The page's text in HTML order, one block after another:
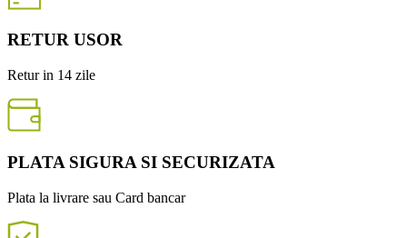
RETUR USOR
Retur in 14 zile
PLATA SIGURA SI SECURIZATA
Plata la livrare sau Card bancar